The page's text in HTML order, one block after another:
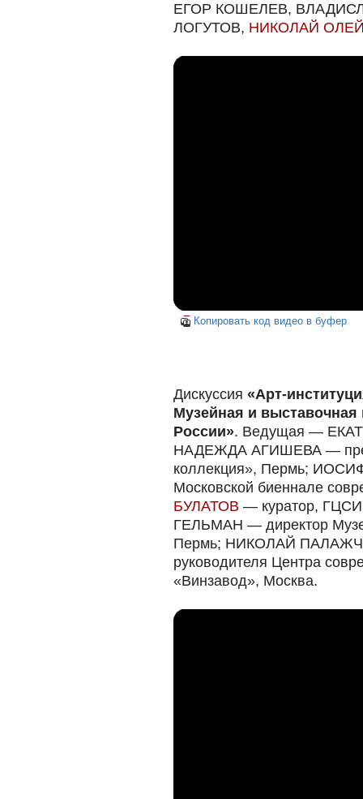
ЕГОР КОШЕЛЕВ,
ЛОГУТОВ, НИКОЛАЙ
Копировать код видео в буфер
Дискуссия «Арт-
Музейная и
России». Ведущая —
НАДЕЖДА АГИШЕВА —
коллекция», Пермь;
Московской биеннале
БУЛАТОВ — куратор,
ГЕЛЬМАН — директор
Пермь; НИКОЛАЙ
руководителя Центра
«Винзавод», Москва.